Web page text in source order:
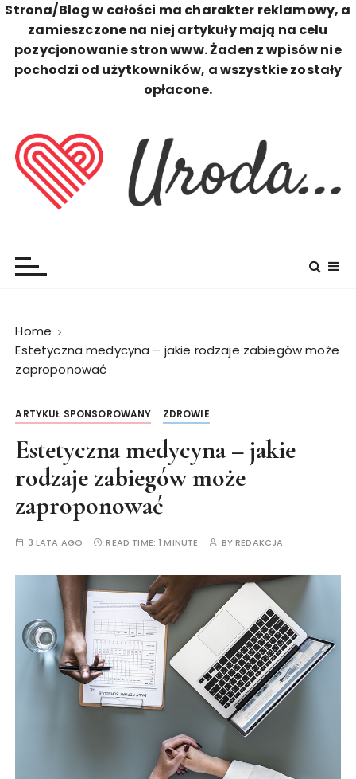
Strona/Blog w całości ma charakter reklamowy, a
zamieszczone na niej artykuły mają na celu
pozycjonowanie stron www. Żaden z wpisów nie
pochodzi od użytkowników, a wszystkie zostały
opłacone.
Home
Estetyczna medycyna – jakie rodzaje zabiegów może
zaproponować
ARTYKUŁ SPONSOROWANY ZDROWIE
Estetyczna medycyna – jakie
rodzaje zabiegów może
zaproponować
3 LATA AGO READ TIME:1 MINUTE BYREDAKCJA